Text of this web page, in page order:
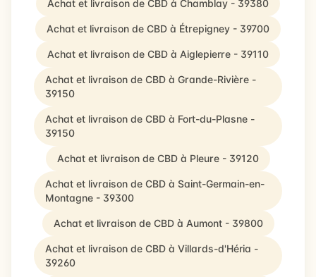
Achat et livraison de CBD à Chamblay - 39380
Achat et livraison de CBD à Étrepigney - 39700
Achat et livraison de CBD à Aiglepierre - 39110
Achat et livraison de CBD à Grande-Rivière -
39150
Achat et livraison de CBD à Fort-du-Plasne -
39150
Achat et livraison de CBD à Pleure - 39120
Achat et livraison de CBD à Saint-Germain-en-
Montagne - 39300
Achat et livraison de CBD à Aumont - 39800
Achat et livraison de CBD à Villards-d'Héria -
39260